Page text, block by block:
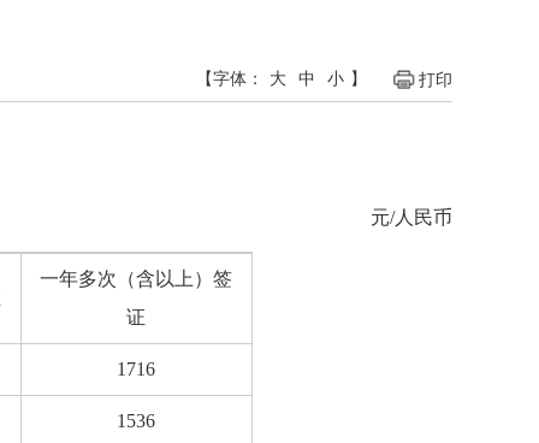
打印
【字体： 大 中 小 】
元/人民币
一年多次（含以上）签
证
1716
1536